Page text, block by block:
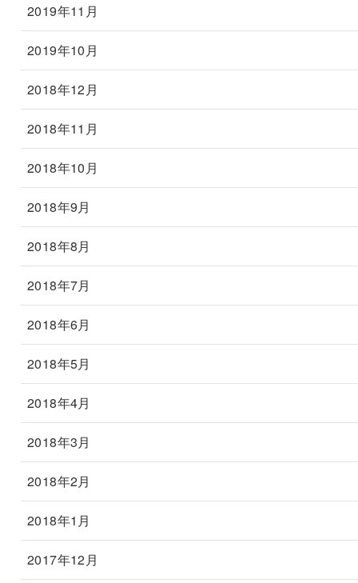
2019年11月
2019年10月
2018年12月
2018年11月
2018年10月
2018年9月
2018年8月
2018年7月
2018年6月
2018年5月
2018年4月
2018年3月
2018年2月
2018年1月
2017年12月